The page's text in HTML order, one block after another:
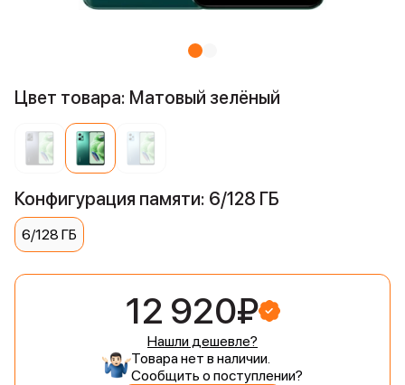
Цвет товара: Матовый зелёный
Конфигурация памяти: 6/128 ГБ
6/128 ГБ
12 920₽
Нашли дешевле?
Товара нет в наличии.
Сообщить о поступлении?